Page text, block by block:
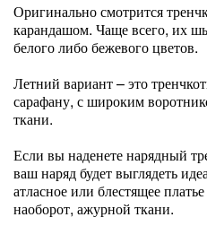
Оригинально смотрится
карандашом. Чаще всего, их
белого либо бежевого цветов.
Летний вариант – это
сарафану, с широким
ткани.
Если вы наденете нарядный
ваш наряд будет выглядеть
атласное или блестящее
наоборот, ажурной ткани.